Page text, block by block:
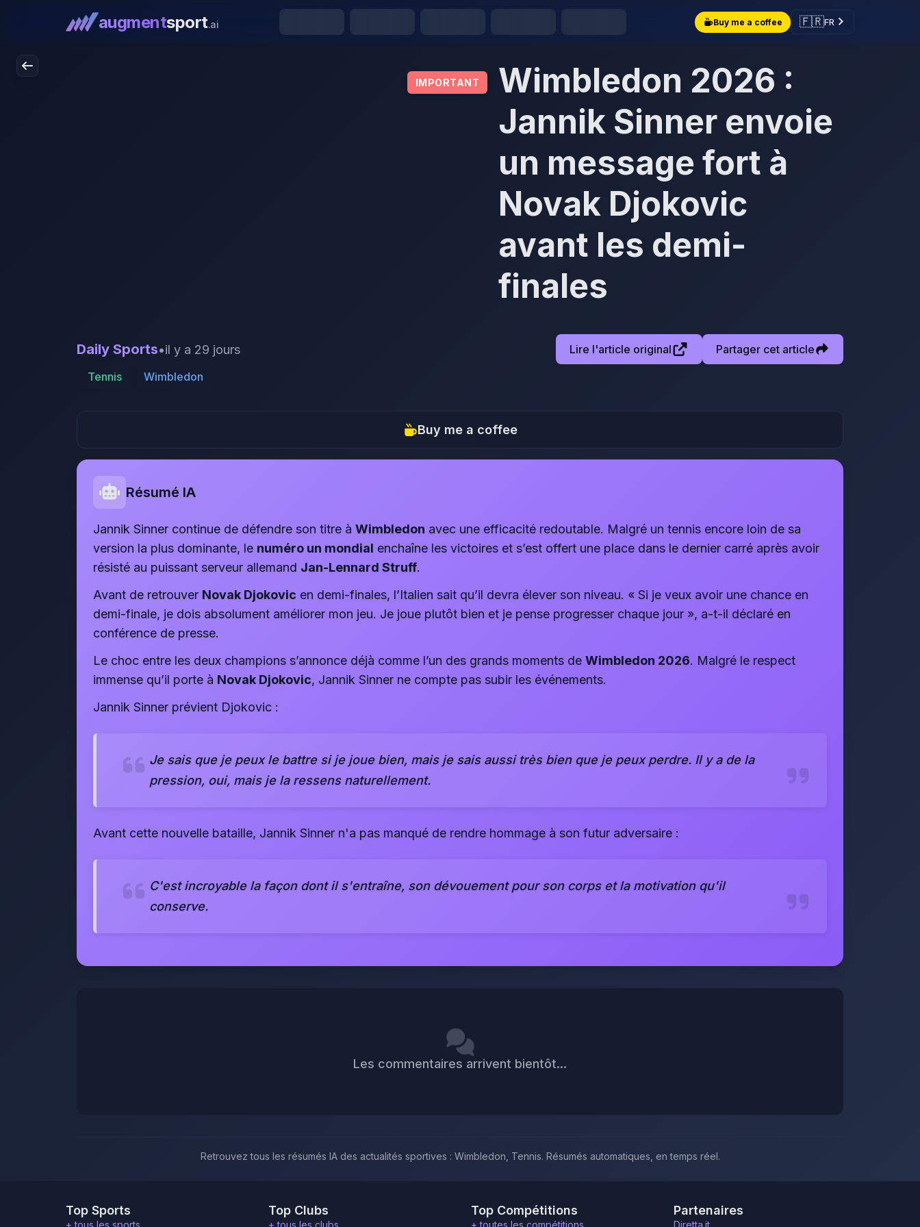
augmentsport.ai Buy me a coffee 🇫🇷FR
IMPORTANT
Wimbledon 2026 :
Jannik Sinner envoie
un message fort à
Novak Djokovic
avant les demi-
finales
Daily Sports•il y a 29 jours Lire l'article original
Partager cet article
Tennis
Wimbledon
Buy me a coffee
Résumé IA
Jannik Sinner continue de défendre son titre à Wimbledon avec une efficacité redoutable. Malgré un tennis encore loin de sa
version la plus dominante, le numéro un mondial enchaîne les victoires et s’est offert une place dans le dernier carré après avoir
résisté au puissant serveur allemand Jan-Lennard Struff.
Avant de retrouver Novak Djokovic en demi-finales, l’Italien sait qu’il devra élever son niveau. « Si je veux avoir une chance en
demi-finale, je dois absolument améliorer mon jeu. Je joue plutôt bien et je pense progresser chaque jour », a-t-il déclaré en
conférence de presse.
Le choc entre les deux champions s’annonce déjà comme l’un des grands moments de Wimbledon 2026. Malgré le respect
immense qu’il porte à Novak Djokovic, Jannik Sinner ne compte pas subir les événements.
Jannik Sinner prévient Djokovic :
Je sais que je peux le battre si je joue bien, mais je sais aussi très bien que je peux perdre. Il y a de la
pression, oui, mais je la ressens naturellement.
Avant cette nouvelle bataille, Jannik Sinner n'a pas manqué de rendre hommage à son futur adversaire :
C'est incroyable la façon dont il s'entraîne, son dévouement pour son corps et la motivation qu'il
conserve.
Les commentaires arrivent bientôt...
Retrouvez tous les résumés IA des actualités sportives : Wimbledon, Tennis. Résumés automatiques, en temps réel.
Top Sports
+ tous les sports
Top Clubs
+ tous les clubs
Top Compétitions
+ toutes les compétitions
Partenaires
Diretta.it